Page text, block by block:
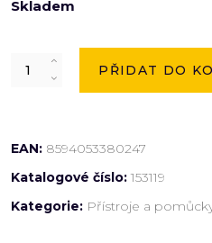
Skladem
Quantity PŘIDAT DO
EAN: 8594053380247
Katalogové číslo:153119
Kategorie: Přístroje a